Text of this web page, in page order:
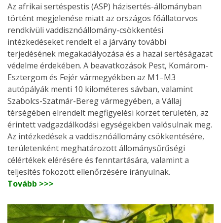
Az afrikai sertéspestis (ASP) házisertés-állományban
történt megjelenése miatt az országos főállatorvos
rendkívüli vaddisznóállomány-csökkentési
intézkedéseket rendelt el a járvány további
terjedésének megakadályozása és a hazai sertéságazat
védelme érdekében. A beavatkozások Pest, Komárom-
Esztergom és Fejér vármegyékben az M1–M3
autópályák menti 10 kilométeres sávban, valamint
Szabolcs-Szatmár-Bereg vármegyében, a Vállaj
térségében elrendelt megfigyelési körzet területén, az
érintett vadgazdálkodási egységekben valósulnak meg.
Az intézkedések a vaddisznóállomány csökkentésére,
területenként meghatározott állománysűrűségi
célértékek elérésére és fenntartására, valamint a
teljesítés fokozott ellenőrzésére irányulnak.
Tovább >>>